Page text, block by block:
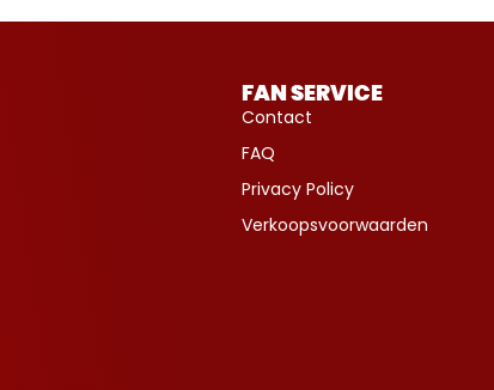
FAN SERVICE
Contact
FAQ
Privacy Policy
Verkoopsvoorwaarden